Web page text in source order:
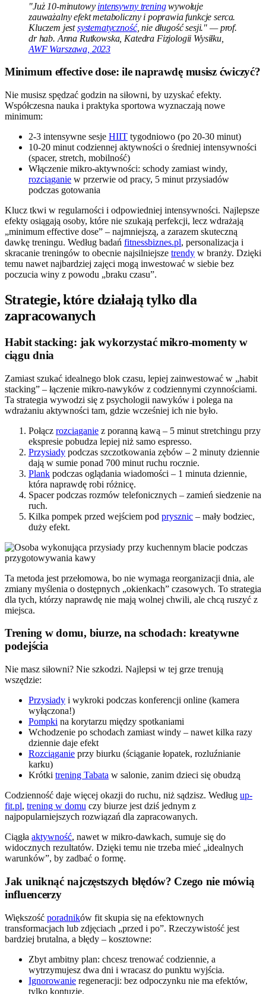
"Już 10-minutowy intensywny treningwywołuje
zauważalny efekt metaboliczny i poprawia funkcje serca.
Kluczem jestsystematyczność, nie długość sesji." — prof.
dr hab. Anna Rutkowska, Katedra Fizjologii Wysiłku,
AWF Warszawa, 2023
Minimum effective dose: ile naprawdę musisz ćwiczyć?
Nie musisz spędzać godzin na siłowni, by uzyskać efekty.
Współczesna nauka i praktyka sportowa wyznaczają nowe
minimum:
2-3 intensywne sesje HIIT tygodniowo (po 20-30 minut)
10-20 minut codziennej aktywności o średniej intensywności
(spacer, stretch, mobilność)
Włączenie mikro-aktywności: schody zamiast windy,
rozciąganie w przerwie od pracy, 5 minut przysiadów
podczas gotowania
Klucz tkwi w regularności i odpowiedniej intensywności. Najlepsze
efekty osiągają osoby, które nie szukają perfekcji, lecz wdrażają
„minimum effective dose” – najmniejszą, a zarazem skuteczną
dawkę treningu. Według badań fitnessbiznes.pl, personalizacja i
skracanie treningów to obecnie najsilniejsze trendy w branży. Dzięki
temu nawet najbardziej zajęci mogą inwestować w siebie bez
poczucia winy z powodu „braku czasu”.
Strategie, które działają tylko dla
zapracowanych
Habit stacking: jak wykorzystać mikro-momenty w
ciągu dnia
Zamiast szukać idealnego blok czasu, lepiej zainwestować w „habit
stacking” – łączenie mikro-nawyków z codziennymi czynnościami.
Ta strategia wywodzi się z psychologii nawyków i polega na
wdrażaniu aktywności tam, gdzie wcześniej ich nie było.
Połącz rozciąganie z poranną kawą – 5 minut stretchingu przy
ekspresie pobudza lepiej niż samo espresso.
Przysiady podczas szczotkowania zębów – 2 minuty dziennie
dają w sumie ponad 700 minut ruchu rocznie.
Plank podczas oglądania wiadomości – 1 minuta dziennie,
która naprawdę robi różnicę.
Spacer podczas rozmów telefonicznych – zamień siedzenie na
ruch.
Kilka pompek przed wejściem pod prysznic – mały bodziec,
duży efekt.
Ta metoda jest przełomowa, bo nie wymaga reorganizacji dnia, ale
zmiany myślenia o dostępnych „okienkach” czasowych. To strategia
dla tych, którzy naprawdę nie mają wolnej chwili, ale chcą ruszyć z
miejsca.
Trening w domu, biurze, na schodach: kreatywne
podejścia
Nie masz siłowni? Nie szkodzi. Najlepsi w tej grze trenują
wszędzie:
Przysiady i wykroki podczas konferencji online (kamera
wyłączona!)
Pompki na korytarzu między spotkaniami
Wchodzenie po schodach zamiast windy – nawet kilka razy
dziennie daje efekt
Rozciąganie przy biurku (ściąganie łopatek, rozluźnianie
karku)
Krótki trening Tabata w salonie, zanim dzieci się obudzą
Codzienność daje więcej okazji do ruchu, niż sądzisz. Według up-
fit.pl, trening w domu czy biurze jest dziś jednym z
najpopularniejszych rozwiązań dla zapracowanych.
Ciągła aktywność, nawet w mikro-dawkach, sumuje się do
widocznych rezultatów. Dzięki temu nie trzeba mieć „idealnych
warunków”, by zadbać o formę.
Jak uniknąć najczęstszych błędów? Czego nie mówią
influencerzy
Większość poradników fit skupia się na efektownych
transformacjach lub zdjęciach „przed i po”. Rzeczywistość jest
bardziej brutalna, a błędy – kosztowne:
Zbyt ambitny plan: chcesz trenować codziennie, a
wytrzymujesz dwa dni i wracasz do punktu wyjścia.
Ignorowanie regeneracji: bez odpoczynku nie ma efektów,
tylko kontuzje.